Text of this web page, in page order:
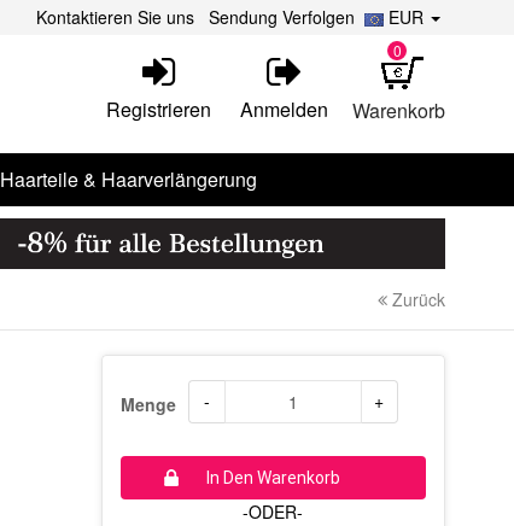
EUR
Kontaktieren Sie uns Sendung Verfolgen
Warenkorb
0
Registrieren Anmelden
Haarteile & Haarverlängerung
Zurück
Menge - +
In Den Warenkorb
-ODER-